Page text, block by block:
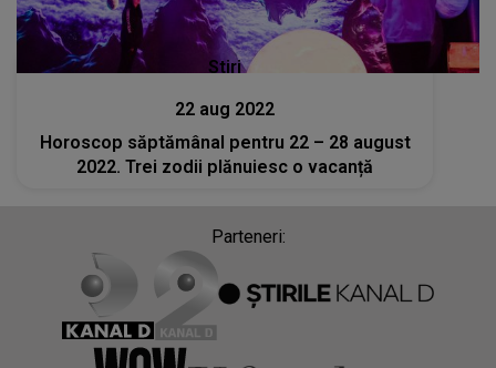
Stiri
22 aug 2022
Horoscop săptămânal pentru 22 – 28 august
2022. Trei zodii plănuiesc o vacanță
Parteneri: